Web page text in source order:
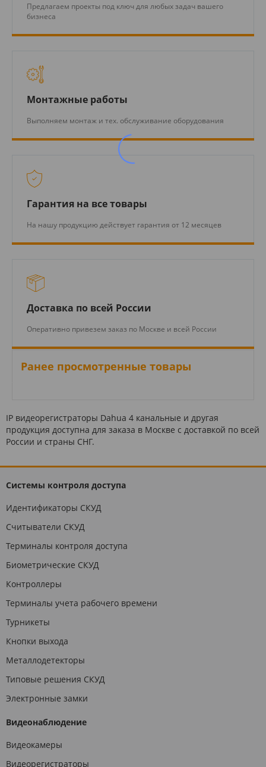
Предлагаем проекты под ключ для любых задач вашего
бизнеса
Монтажные работы
Выполняем монтаж и тех. обслуживание оборудования
Гарантия на все товары
На нашу продукцию действует гарантия от 12 месяцев
Доставка по всей России
Оперативно привезем заказ по Москве и всей России
Ранее просмотренные товары
IP видеорегистраторы Dahua 4 канальные и другая
продукция доступна для заказа в Москве с доставкой по всей
России и страны СНГ.
Системы контроля доступа
Идентификаторы СКУД
Считыватели СКУД
Терминалы контроля доступа
Биометрические СКУД
Контроллеры
Терминалы учета рабочего времени
Турникеты
Кнопки выхода
Металлодетекторы
Типовые решения СКУД
Электронные замки
Видеонаблюдение
Видеокамеры
Видеорегистраторы